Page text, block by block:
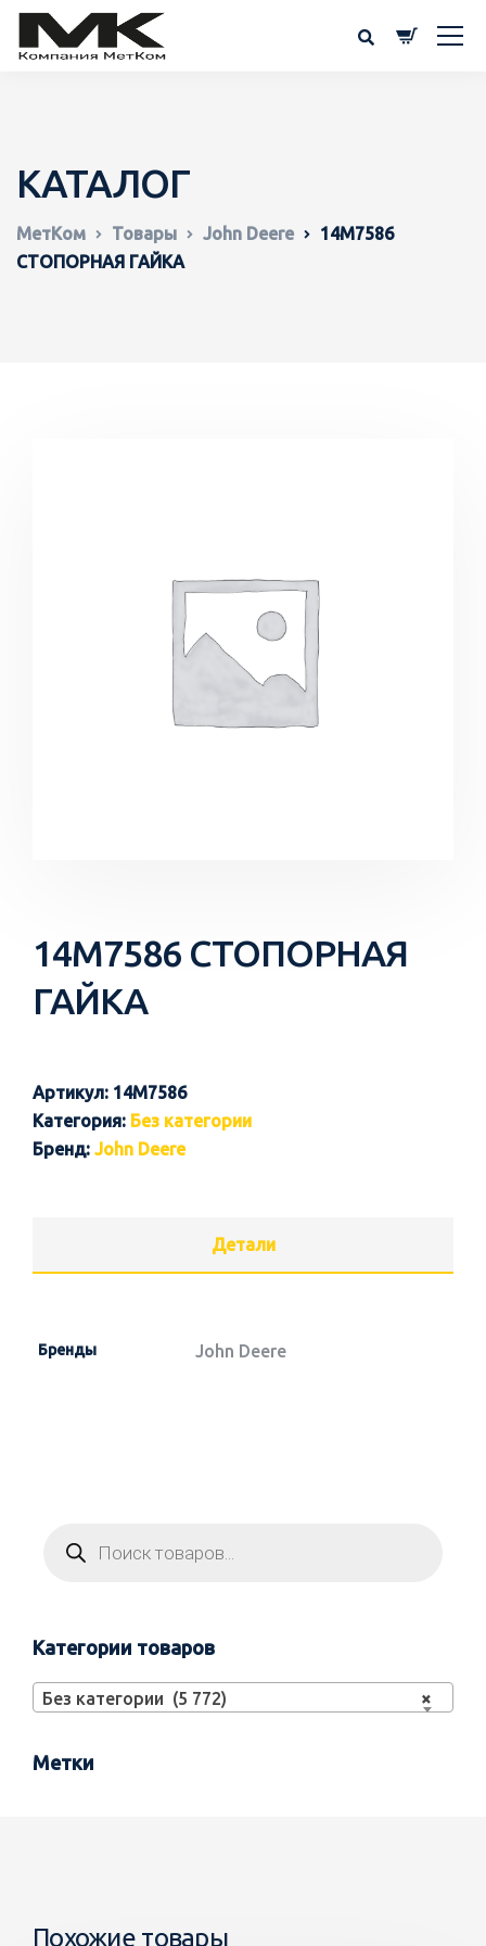
КАТАЛОГ
МетКом Товары John Deere
14M7586
СТОПОРНАЯ ГАЙКА
14M7586 СТОПОРНАЯ
ГАЙКА
Артикул: 14M7586
Категория: Без категории
Бренд: John Deere
Детали
Бренды John Deere
Категории товаров
×
Без категории (5 772)
Метки
Похожие товары